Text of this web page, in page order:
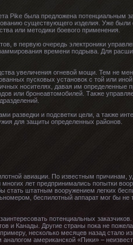
Pike была предложена потенциальным
существующего изделия. Уже
или методики боевого применения.
в первую очередь электроники
времени подрыва. Для
увеличения огневой мощи. Тем не
пусковых установок с той или
носителях, давая им определенные
или бронеавтомобилей. Также
разведки и подсветки цели, а также
для защиты определенных районов.
авиации. По известным причинам,
лет предпринимались попытки
стать штатным вооружением легких
беспилотный аппарат мог бы не
потенциальных
и Канады. Другие страны пока не
несколько месяцев назад стало
американской «Пики» –